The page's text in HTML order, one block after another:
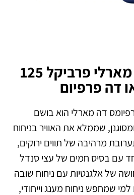
פרפיומס דה מארלי פרביקל 125
דה פרפיום
דה מארלי הוא בושם
שממלא את האוויר בניחוח
מרהיבה של תווים ירוקים,
יחד עם בסיס חמים של עצי סנדל
של אלגנטיות עם ניחוח שובה
שמחפש ניחוח מענג וייחודי,